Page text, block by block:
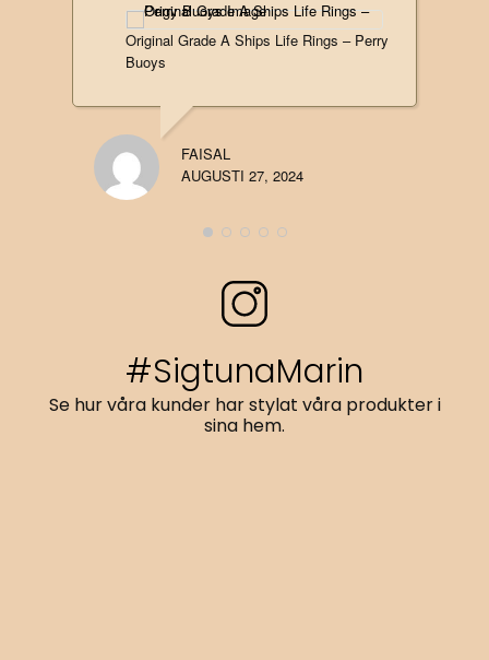
Original Grade A Ships Life Rings – Perry
Buoys
FAISAL
AUGUSTI 27, 2024
#SigtunaMarin
Se hur våra kunder har stylat våra produkter i
sina hem.